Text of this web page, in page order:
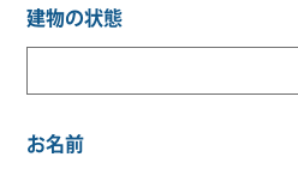
建物の状態
お名前